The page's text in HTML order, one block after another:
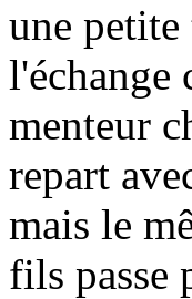
une
l'échange
menteur
repart
mais le
fils passe